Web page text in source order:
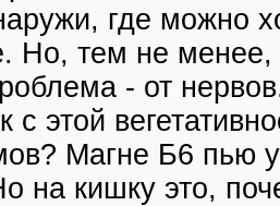
где можно
Но, тем не менее,
- от
с этой
Магне Б6 пью
на кишку это,